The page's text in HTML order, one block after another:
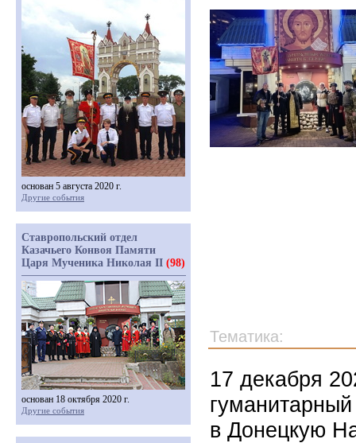
Тематика:
17 декабря
в Донецкую
основан 5 августа 2020 г.
Другие события
Ставропольский отдел
Казачьего Конвоя Памяти
Царя Мученика Николая II (98)
основан 18 октября 2020 г.
Другие события